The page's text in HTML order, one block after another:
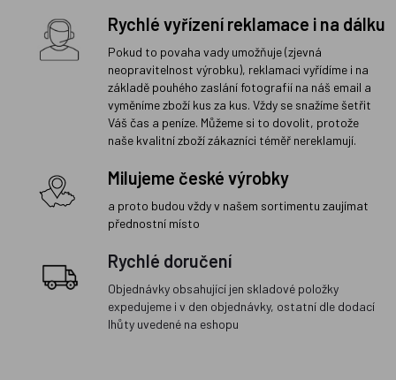
Rychlé vyřízení reklamace i na dálku
Pokud to povaha vady umožňuje (zjevná
neopravitelnost výrobku), reklamaci vyřídíme i na
základě pouhého zaslání fotografií na náš email a
vyměníme zboží kus za kus. Vždy se snažíme šetřit
Váš čas a peníze. Můžeme si to dovolit, protože
naše kvalitní zboží zákazníci téměř nereklamují.
Milujeme české výrobky
a proto budou vždy v našem sortimentu zaujímat
přednostní místo
Rychlé doručení
Objednávky obsahující jen skladové položky
expedujeme i v den objednávky, ostatní dle dodací
lhůty uvedené na eshopu